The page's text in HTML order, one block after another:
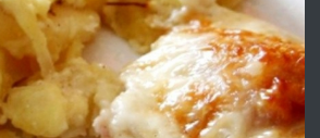
Давам гараж под наем
преди 3 дни